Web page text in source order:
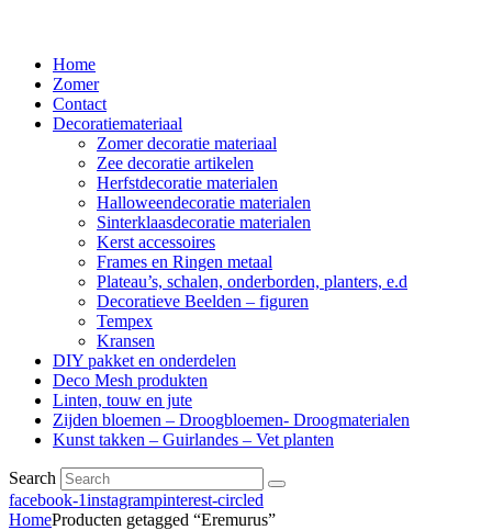
Home
Zomer
Contact
Decoratiemateriaal
Zomer decoratie materiaal
Zee decoratie artikelen
Herfstdecoratie materialen
Halloweendecoratie materialen
Sinterklaasdecoratie materialen
Kerst accessoires
Frames en Ringen metaal
Plateau’s, schalen, onderborden, planters, e.d
Decoratieve Beelden – figuren
Tempex
Kransen
DIY pakket en onderdelen
Deco Mesh produkten
Linten, touw en jute
Zijden bloemen – Droogbloemen- Droogmaterialen
Kunst takken – Guirlandes – Vet planten
Search
facebook-1instagrampinterest-circled
HomeProducten getagged “Eremurus”